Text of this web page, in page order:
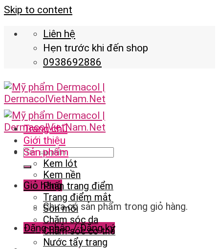
Skip to content
Liên hệ
Hẹn trước khi đến shop
0938692886
Giỏ hàng
Chưa có sản phẩm trong giỏ hàng.
Đăng nhập / Đăng ký
Trang chủ
Giới thiệu
Sản phẩm
Kem lót
Kem nền
Phấn trang điểm
Trang điểm mắt
Son môi
Chăm sóc da
Chăm sóc cơ thể
Nước tẩy trang